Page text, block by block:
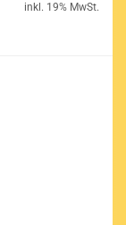
inkl. 19% MwSt.